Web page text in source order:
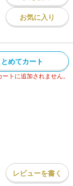
お気に入り
とめてカート
トに追加されません。
レビューを書く